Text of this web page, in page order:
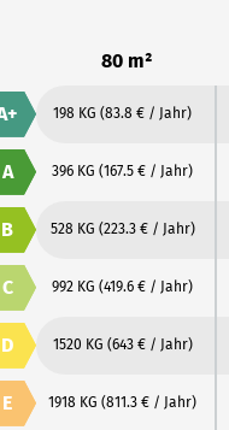
80 m²
198 KG (83.8 € / Jahr)
A 396 KG (167.5 € / Jahr)
B 528 KG (223.3 € / Jahr)
C 992 KG (419.6 € / Jahr)
D 1520 KG (643 € / Jahr)
E 1918 KG (811.3 € / Jahr)